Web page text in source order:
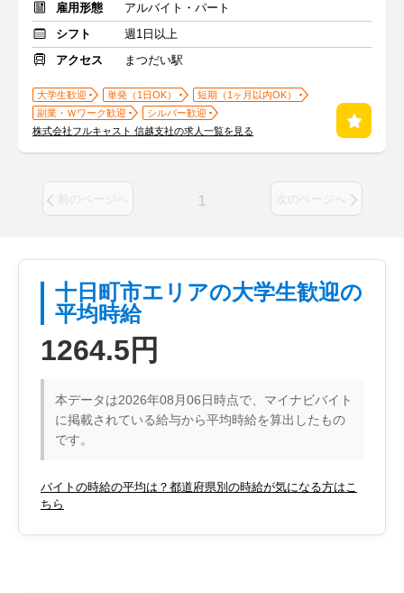
雇用形態
アルバイト・パート
シフト
週1日以上
アクセス
まつだい駅
大学生歓迎 単発（1日OK）
短期（1ヶ月以内OK）
副業・Ｗワーク歓迎
シルバー歓迎
株式会社フルキャスト 信越支社の求人一覧を見る
前のページへ 1 次のページへ
十日町市エリアの大学生歓迎の
平均時給
1264.5円
本データは2026年08月06日時点で、マイナビバイト
に掲載されている給与から平均時給を算出したもの
です。
バイトの時給の平均は？都道府県別の時給が気になる方はこ
ちら